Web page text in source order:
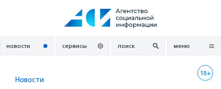
новости сервисы поиск меню
18+
Новости